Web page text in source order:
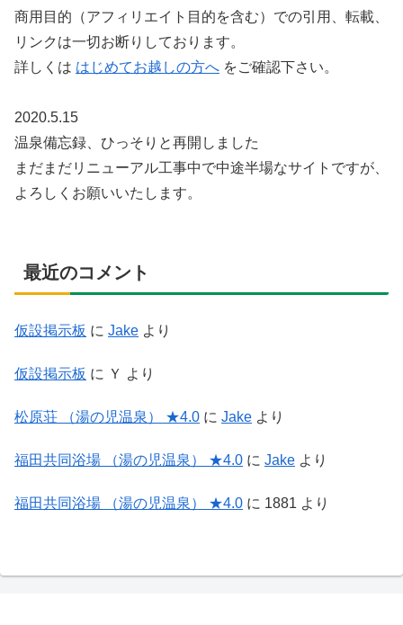
商用目的（アフィリエイト目的を含む）での引用、転載、
リンクは一切お断りしております。
詳しくは はじめてお越しの方へ をご確認下さい。
2020.5.15
温泉備忘録、ひっそりと再開しました
まだまだリニューアル工事中で中途半場なサイトですが、
よろしくお願いいたします。
最近のコメント
仮設掲示板 に Jake より
仮設掲示板 に Ｙ より
松原荘 （湯の児温泉） ★4.0 に Jake より
福田共同浴場 （湯の児温泉） ★4.0 に Jake より
福田共同浴場 （湯の児温泉） ★4.0 に 1881 より